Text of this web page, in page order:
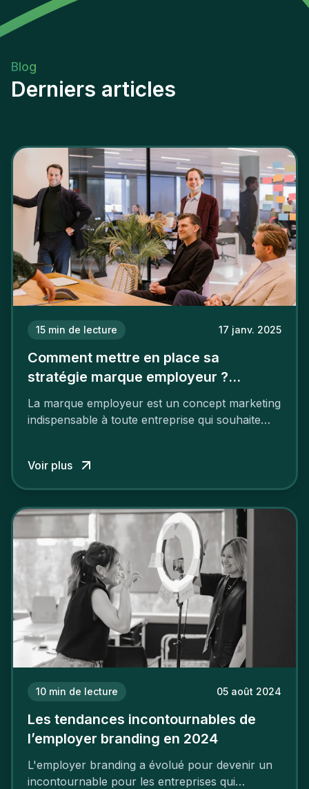
Blog
Derniers articles
15 min de lecture 17 janv. 2025
Comment mettre en place sa
stratégie marque employeur ?
Découvrez les 7 étapes
La marque employeur est un concept marketing
indispensable à toute entreprise qui souhaite
employeur solide et positive sont évidentes, ce
travail, pour qu’il soit réussi, ne peut se faire en
mettre en œuvre un certain nombre d’actions.
Voir plus
10 min de lecture 05 août 2024
Les tendances incontournables de
l’employer branding en 2024
L'employer branding a évolué pour devenir un
incontournable pour les entreprises qui